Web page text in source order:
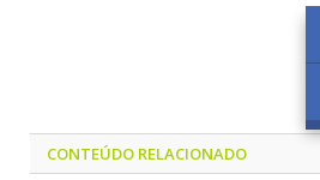
CONTEÚDO RELACIONADO